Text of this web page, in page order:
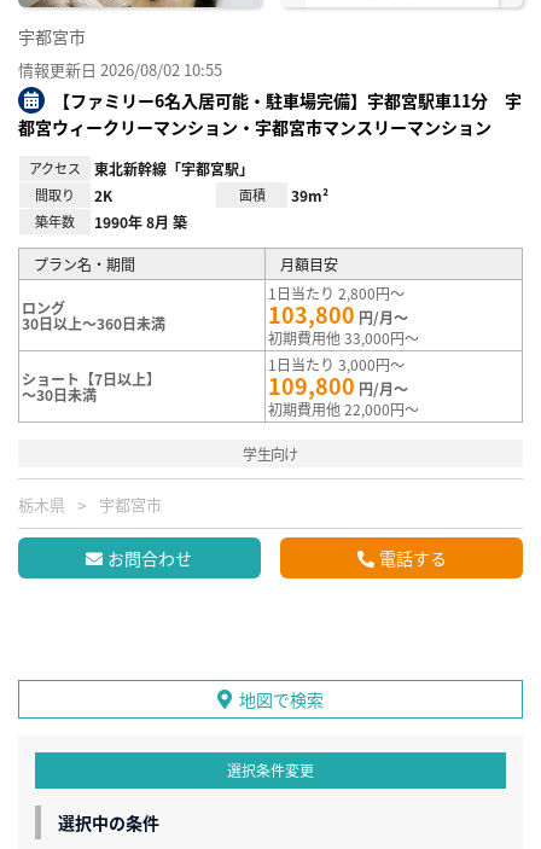
宇都宮市
情報更新日 2026/08/02 10:55
【ファミリー6名入居可能・駐車場完備】宇都宮駅車11分 宇
都宮ウィークリーマンション・宇都宮市マンスリーマンション
アクセス 東北新幹線「宇都宮駅」
間取り 2K 面積 39m²
築年数 1990年 8月 築
プラン名・期間 月額目安
ロング
30日以上～360日未満
1日当たり 2,800円～
103,800 円/月～
初期費用他 33,000円～
ショート【7日以上】
～30日未満
1日当たり 3,000円～
109,800 円/月～
初期費用他 22,000円～
学生向け
栃木県 宇都宮市
お問合わせ 電話する
地図で検索
選択条件変更
選択中の条件